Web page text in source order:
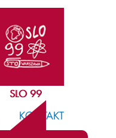
SLO 99
KONTAKT